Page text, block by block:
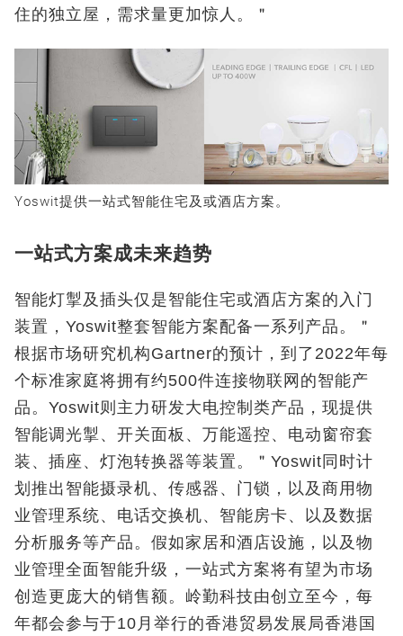
住的独立屋，需求量更加惊人。＂
Yoswit提供一站式智能住宅及或酒店方案。
一站式方案成未来趋势
智能灯掣及插头仅是智能住宅或酒店方案的入门
装置，Yoswit整套智能方案配备一系列产品。＂
根据市场研究机构Gartner的预计，到了2022年每
个标准家庭将拥有约500件连接物联网的智能产
品。Yoswit则主力研发大电控制类产品，现提供
智能调光掣、开关面板、万能遥控、电动窗帘套
装、插座、灯泡转换器等装置。＂Yoswit同时计
划推出智能摄录机、传感器、门锁，以及商用物
业管理系统、电话交换机、智能房卡、以及数据
分析服务等产品。假如家居和酒店设施，以及物
业管理全面智能升级，一站式方案将有望为市场
创造更庞大的销售额。岭勤科技由创立至今，每
年都会参与于10月举行的香港贸易发展局香港国